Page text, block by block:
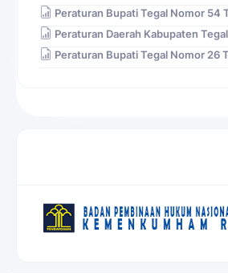
Peraturan Bupati Tegal Nomor 54
Peraturan Daerah Kabupaten
Peraturan Bupati Tegal Nomor 26